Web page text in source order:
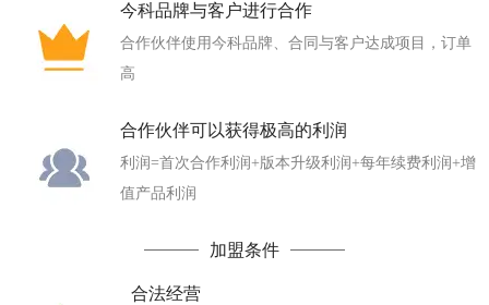
今科品牌与客户进行合作
合作伙伴使用今科品牌、合同与客户达成项目，订单
高
合作伙伴可以获得极高的利润
利润=首次合作利润+版本升级利润+每年续费利润+增
值产品利润
加盟条件
合法经营